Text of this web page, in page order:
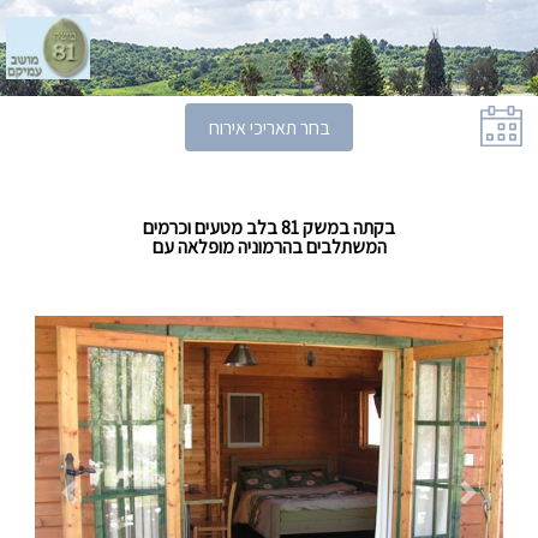
בחר תאריכי אירוח
בקתה במשק 81 בלב מטעים וכרמים
המשתלבים בהרמוניה מופלאה עם
Previous Next